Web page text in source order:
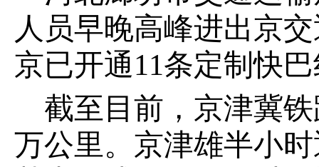
人员早晚高峰进出京
京已开通11条定制快
截至目前，京津冀
万公里。京津雄半小